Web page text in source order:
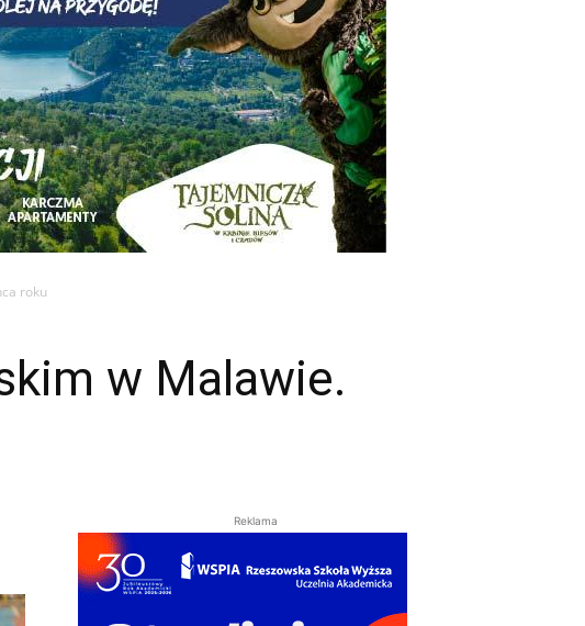
roku
w Malawie.
Reklama